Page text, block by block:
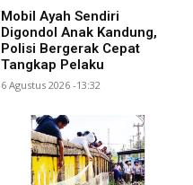
Mobil Ayah Sendiri
Digondol Anak Kandung,
Polisi Bergerak Cepat
Tangkap Pelaku
6 Agustus 2026 -13:32